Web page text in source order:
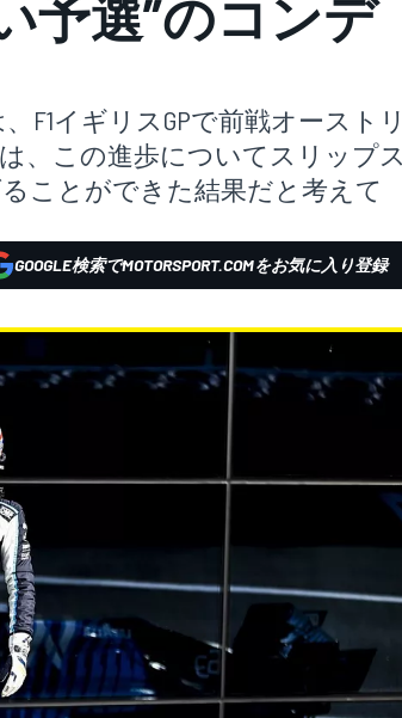
予選”のコンデ
F1イギリスGPで前戦オーストリ
、この進歩についてスリップス
ことができた結果だと考えて
GOOGLE検索でMOTORSPORT.COMをお気に入り登録